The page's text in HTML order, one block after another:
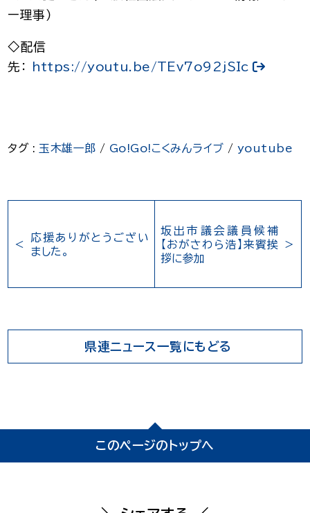
ー理事）
◇配信
先：
https://youtu.be/TEv7o92jSIc
タグ : 玉木雄一郎 / Go!Go!こくみんライブ / youtube
応援ありがとうござい
ました。
坂出市議会議員候補
【おがさわら浩】来賓挨
拶に参加
県連ニュース一覧にもどる
このページのトップへ